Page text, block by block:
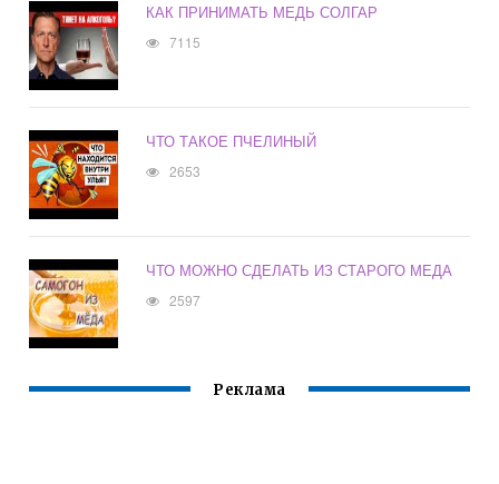
КАК ПРИНИМАТЬ МЕДЬ СОЛГАР
7115
ЧТО ТАКОЕ ПЧЕЛИНЫЙ
2653
ЧТО МОЖНО СДЕЛАТЬ ИЗ СТАРОГО МЕДА
2597
Реклама